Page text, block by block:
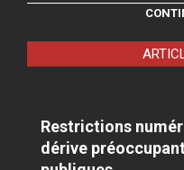
Restrictions
dérive